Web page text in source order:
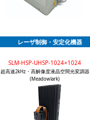
レーザ制御・安定化機器
SLM-HSP-UHSP-1024×1024
超高速2kHz・高解像度液晶空間光変調器
(Meadowlark)